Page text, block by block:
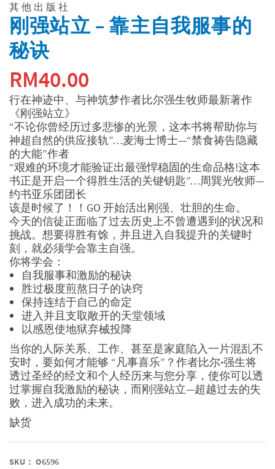
其他出版社
刚强站立 – 靠主自我服事的
秘诀
RM40.00
行在神迹中、与神筑梦作者比尔强生牧师最新著作
《刚强站立》
“不论你曾经历过多悲惨的光景，这本书将帮助你与
神超自然的供应接轨”…麦海士博士—“禁食祷告隐藏
的大能”作者
“艰难的环境才能验证出最强悍稳固的生命品格!这本
书正是开启一个得胜生活的关键钥匙”…周巽光牧师—
约书亚乐团团长
该是时候了！！GO 开始活出刚强、壮胆的生命。
今天的信徒正面临了过去历史上不曾遭遇到的状况和
挑战。想要得胜有馀，并且进入自我提升的关键时
刻，就必须学会靠主自强。
你将学会：
自我服事和激励的秘诀
胜过极度煎熬日子的诀窍
保持连结于自己的命定
进入并且支取敞开的天堂领域
以感恩使地狱弃械投降
当你的人际关系、工作、甚至是家庭陷入一片混乱不
安时，要如何才能够 “凡事喜乐”？作者比尔·强生将
透过圣经的经文和个人经历来与您分享，使你可以透
过掌握自我激励的秘诀，而刚强站立—超越过去的失
败，进入成功的未来。
缺货
SKU： O6596